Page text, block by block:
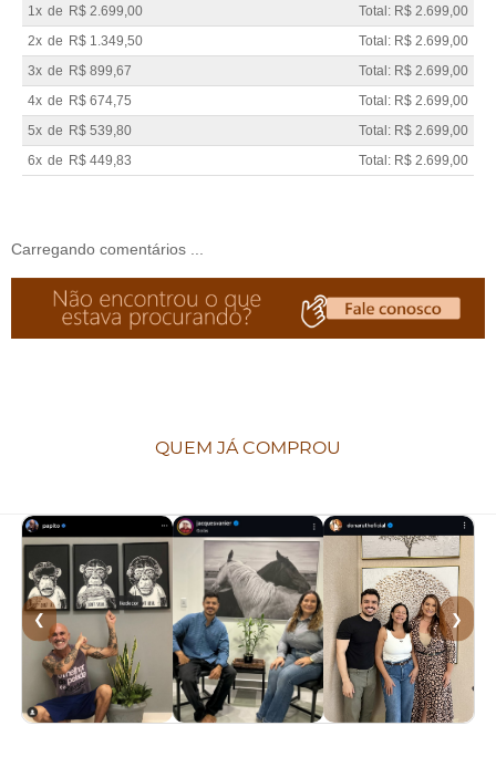
1x de R$ 2.699,00
Total: R$ 2.699,00
2x de R$ 1.349,50
Total: R$ 2.699,00
3x de R$ 899,67
Total: R$ 2.699,00
4x de R$ 674,75
Total: R$ 2.699,00
5x de R$ 539,80
Total: R$ 2.699,00
6x de R$ 449,83 Total: R$ 2.699,00
Carregando comentários ...
QUEM JÁ COMPROU
❮ ❯